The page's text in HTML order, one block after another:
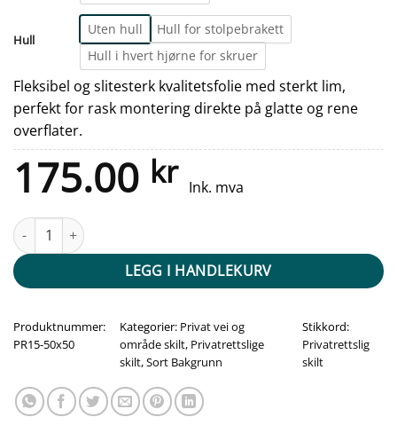
Hull
Uten hull
Hull for stolpebrakett
Hull i hvert hjørne for skruer
Fleksibel og slitesterk kvalitetsfolie med sterkt lim,
perfekt for rask montering direkte på glatte og rene
overflater.
175.00 kr Ink. mva
MAKS FART 15 - 500x500mm antall
LEGG I HANDLEKURV
Produktnummer:
PR15-50x50
Kategorier: Privat vei og
område skilt, Privatrettslige
skilt,Sort Bakgrunn
Stikkord:
Privatrettslig
skilt